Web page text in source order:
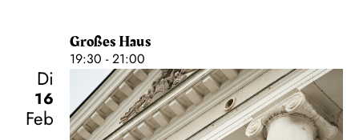
Großes Haus
19:30 - 21:00
Di
16
Feb